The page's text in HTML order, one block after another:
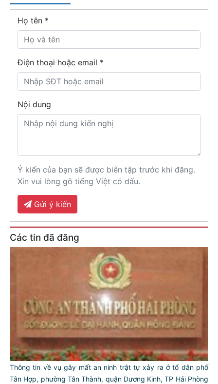
Họ tên *
Điện thoại hoặc email *
Nội dung
Ý kiến của bạn sẽ được biên tập trước khi đăng.
Xin vui lòng gõ tiếng Việt có dấu.
Gửi ý kiến
Các tin đã đăng
Thông tin về vụ gây mất an ninh trật tự xảy ra ở tổ dân phố
Tân Hợp, phường Tân Thành, quận Dương Kinh, TP Hải Phòng